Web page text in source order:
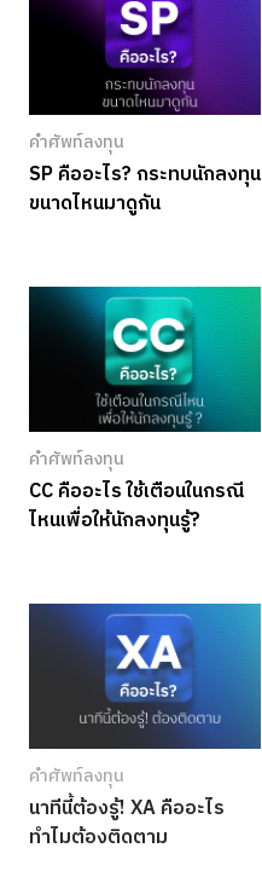
คำศัพท์ลงทุน
SP คืออะไร? กระทบนักลงทุน
ขนาดไหนมาดูกัน
คำศัพท์ลงทุน
CC คืออะไร ใช้เตือนในกรณี
ไหนเพื่อให้นักลงทุนรู้?
คำศัพท์ลงทุน
นาทีนี้ต้องรู้! XA คืออะไร
ทำไมต้องติดตาม